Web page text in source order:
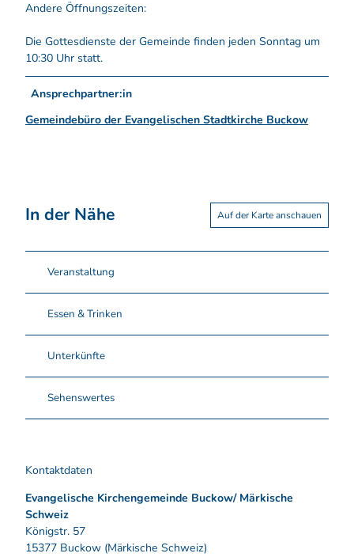
Andere Öffnungszeiten:
Die Gottesdienste der Gemeinde finden jeden Sonntag um
10:30 Uhr statt.
Ansprechpartner:in
Gemeindebüro der Evangelischen Stadtkirche Buckow
In der Nähe Auf der Karte anschauen
Veranstaltung
Essen & Trinken
Unterkünfte
Sehenswertes
Kontaktdaten
Evangelische Kirchengemeinde Buckow/ Märkische
Schweiz
Königstr. 57
15377 Buckow (Märkische Schweiz)